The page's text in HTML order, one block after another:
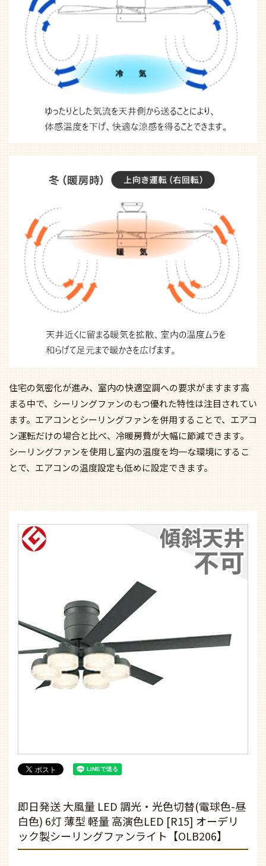
住宅の気密化が進み、室内の快適空調への要求がますます高
まる中で、シーリングファンのもつ優れた特性は注目されてい
ます。エアコンとシーリングファンを併用することで、エアコ
ン運転だけの場合と比べ、冷暖房費が大幅に節減できます。
シーリングファンを使用し室内の温度を均一な環境にするこ
とで、エアコンの温度設定も低めに設定できます。
即日発送 大風量 LED 調光・光色切替(電球色-昼
白色) 6灯 薄型 軽量 高演色LED [R15] オーデリ
ック製シーリングファンライト【OLB206】